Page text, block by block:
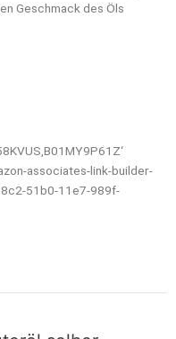
Geschmack des Öls
associates-link-builder-
51b0-11e7-989f-